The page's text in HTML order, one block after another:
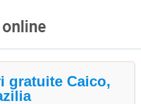
gratuite Caico,